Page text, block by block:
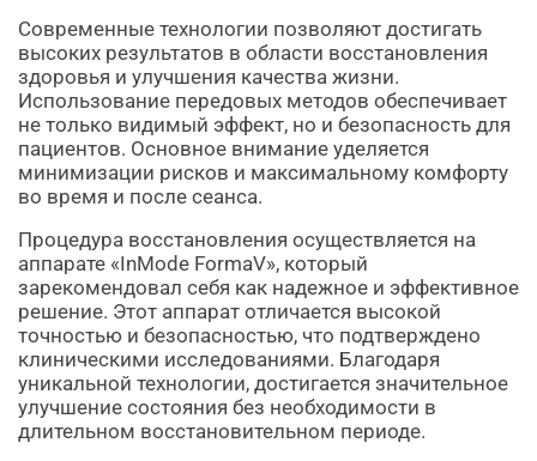
Современные технологии позволяют достигать
высоких результатов в области восстановления
здоровья и улучшения качества жизни.
Использование передовых методов обеспечивает
не только видимый эффект, но и безопасность для
пациентов. Основное внимание уделяется
минимизации рисков и максимальному комфорту
во время и после сеанса.
Процедура восстановления осуществляется на
аппарате «InMode FormaV», который
зарекомендовал себя как надежное и эффективное
решение. Этот аппарат отличается высокой
точностью и безопасностью, что подтверждено
клиническими исследованиями. Благодаря
уникальной технологии, достигается значительное
улучшение состояния без необходимости в
длительном восстановительном периоде.